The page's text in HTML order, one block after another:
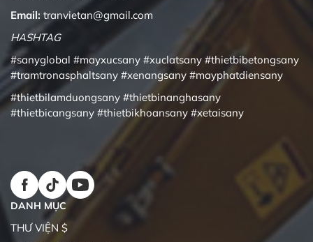
Email: tranvietan@gmail.com
HASHTAG
#sanyglobal #mayxucsany #xuclatsany #thietbibetongsany
#tramtronasphaltsany #xenangsany #mayphatdiensany
#thietbilamduongsany #thietbinanghasany
#thietbicangsany #thietbikhoansany #xetaisany
DANH MỤC
THƯ VIỆN $